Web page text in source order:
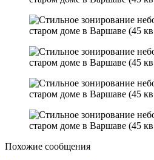
Похожие сообщения